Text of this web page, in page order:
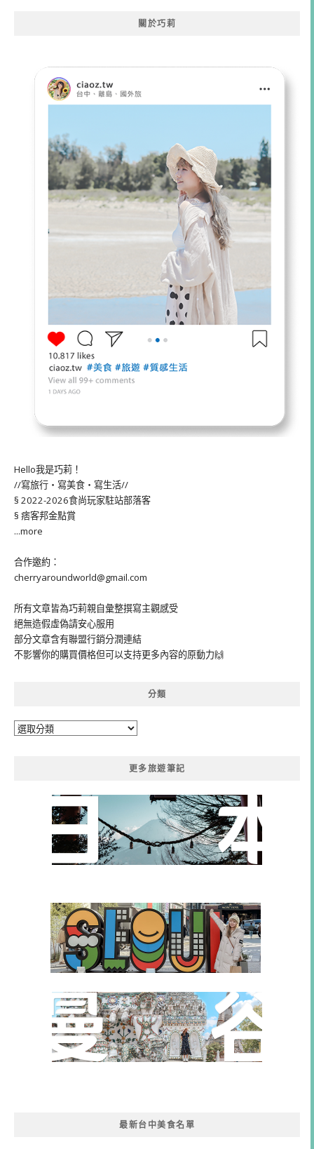
關於巧莉
Hello我是巧莉！
//寫旅行・寫美食・寫生活//
§ 2022-2026食尚玩家駐站部落客
§ 痞客邦金點賞
...more
合作邀約：
cherryaroundworld@gmail.com
所有文章皆為巧莉親自彙整撰寫主觀感受
絕無造假虛偽請安心服用
部分文章含有聯盟行銷分潤連結
不影響你的購買價格但可以支持更多內容的原動力🙌
分類
分
更多旅遊筆記
最新台中美食名單